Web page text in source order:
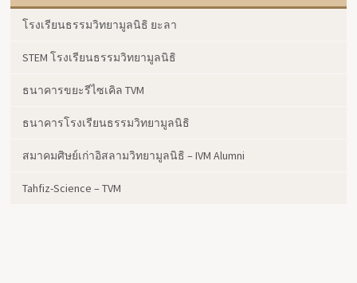
โรงเรียนธรรมวิทยามูลนิธิ ยะลา
STEM โรงเรียนธรรมวิทยามูลนิธิ
ธนาคารขยะรีไซเคิล TVM
ธนาคารโรงเรียนธรรมวิทยามูลนิธิ
สมาคมศิษย์เก่าอิสลามวิทยามูลนิธิ – IVM Alumni
Tahfiz-Science – TVM